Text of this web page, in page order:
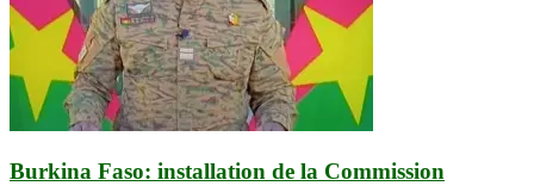
Burkina Faso: installation de la Commission